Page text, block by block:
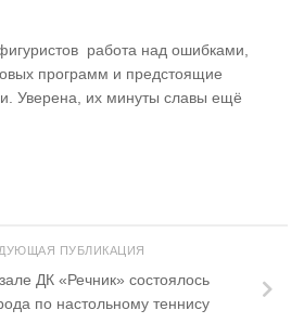
работа над ошибками,
программ и предстоящие
Уверена, их минуты славы ещё
ПУБЛИКАЦИЯ
ДК «Речник» состоялось
по настольному теннису